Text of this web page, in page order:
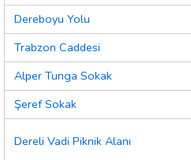
Dereboyu Yolu
Trabzon Caddesi
Alper Tunga Sokak
Şeref Sokak
Dereli Vadi Piknik Alanı